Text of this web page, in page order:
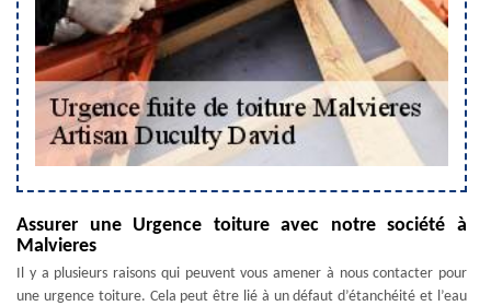
Assurer une Urgence toiture avec notre société à
Malvieres
Il y a plusieurs raisons qui peuvent vous amener à nous contacter pour
une urgence toiture. Cela peut être lié à un défaut d’étanchéité et l’eau